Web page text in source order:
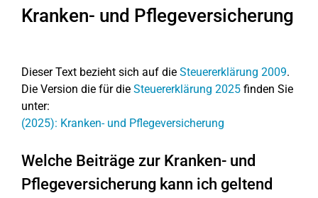
Kranken- und Pflegeversicherung
Dieser Text bezieht sich auf die Steuererklärung 2009.
Die Version die für die Steuererklärung 2025 finden Sie
unter:
(2025): Kranken- und Pflegeversicherung
Welche Beiträge zur Kranken- und
Pflegeversicherung kann ich geltend